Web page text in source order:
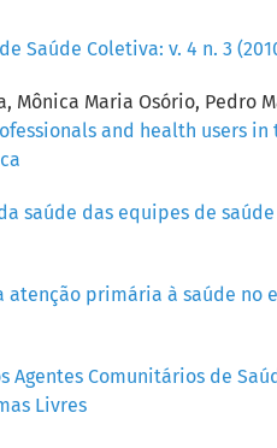
Saúde Coletiva: v. 4 n. 3
Maria Osório, Pedro
and health users
saúde das equipes de
atenção primária à saúde no
Agentes Comunitários de
Livres